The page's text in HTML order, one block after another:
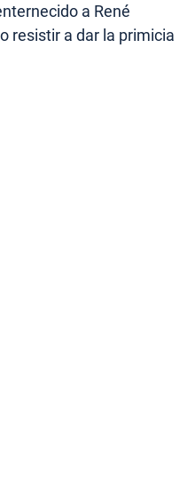
a René
resistir a dar la primicia